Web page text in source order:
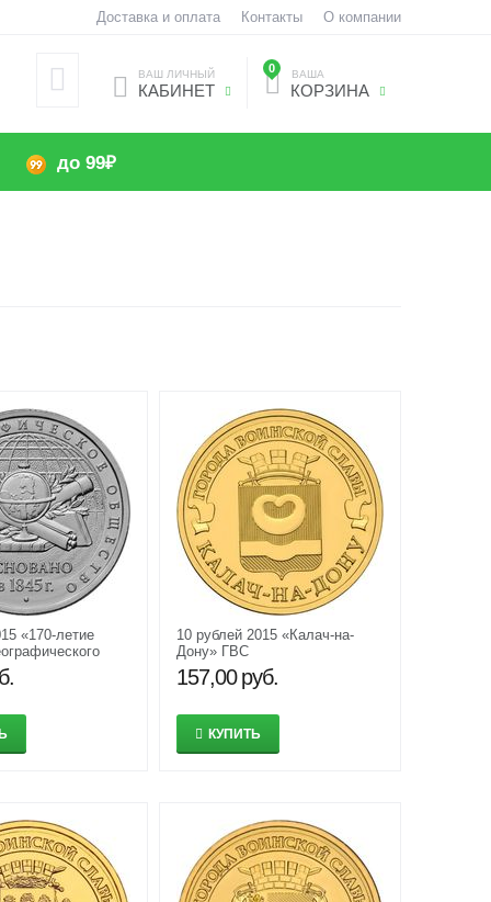
Доставка и оплата Контакты О компании
0 ВАША
КОРЗИНА
ВАШ ЛИЧНЫЙ
КАБИНЕТ
до 99₽
«170-летие
10 рублей 2015 «Калач-на-
Дону» ГВС
157,00 руб.
КУПИТЬ